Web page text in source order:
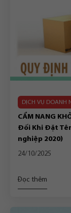
DỊCH VỤ DOANH
CẨM NANG
Đối Khi Đặt
nghiệp 2020)
24/10/2025
Đọc thêm